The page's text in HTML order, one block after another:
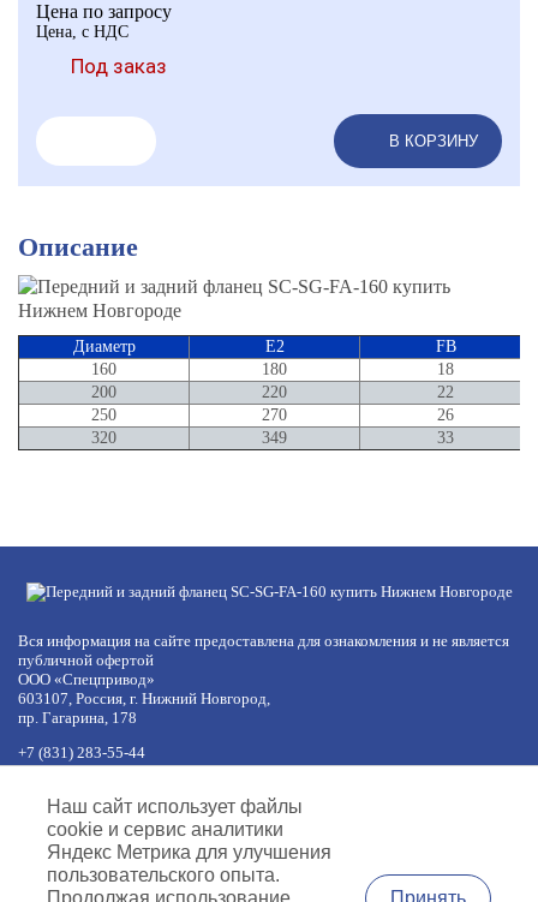
Цена по запросу
Цена, с НДС
Под заказ
В КОРЗИНУ
Описание
Диаметр E2
FB
160
180
18
200
220
22
250
270
26
320
349 33
Вся информация на сайте предоставлена для ознакомления и не является
публичной офертой
ООО «Спецпривод»
603107, Россия, г. Нижний Новгород,
пр. Гагарина, 178
+7 (831) 283-55-44
+7 (977) 422-66-54
обед с 12:30 до 13:30
info@specprivod.com
Вопросы, предложения?
Наш сайт использует файлы
cookie и сервис аналитики
Яндекс Метрика для улучшения
пользовательского опыта.
Продолжая использование
Принять